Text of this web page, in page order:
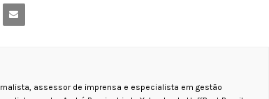
assessor de imprensa e especialista em gestão